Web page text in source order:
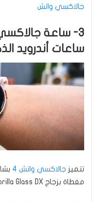
جالاكسي واتش
ساعات أندرويد
تتميز جالاكسي واتش 4
مغطاة بزجاج Corning Gorilla Glass DX + وتدعم التشغيل الدائم.